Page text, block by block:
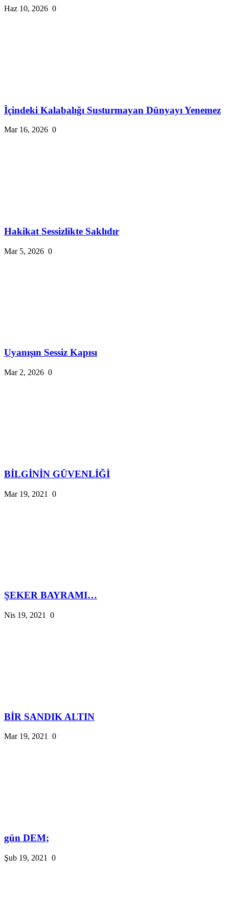
Haz 10, 2026 0
İçindeki Kalabalığı Susturmayan Dünyayı Yenemez
Mar 16, 2026 0
Hakikat Sessizlikte Saklıdır
Mar 5, 2026 0
Uyanışın Sessiz Kapısı
Mar 2, 2026 0
BİLGİNİN GÜVENLİĞİ
Mar 19, 2021 0
ŞEKER BAYRAMI…
Nis 19, 2021 0
BİR SANDIK ALTIN
Mar 19, 2021 0
gün DEM;
Şub 19, 2021 0